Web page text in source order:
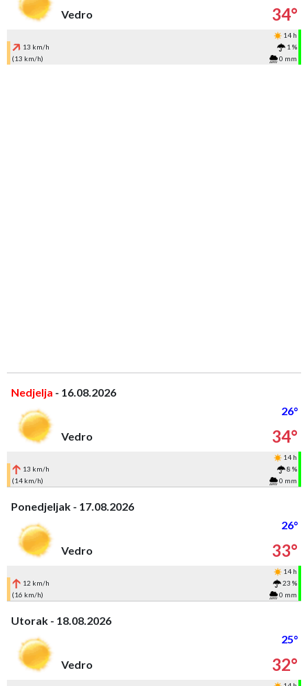
Vedro 34°
14 h
13 km/h
1 %
(13 km/h)
0 mm
Nedjelja - 16.08.2026
26°
Vedro
34°
14 h
13 km/h
8 %
(14 km/h)
0 mm
Ponedjeljak - 17.08.2026
26°
Vedro
33°
14 h
12 km/h
23 %
(16 km/h)
0 mm
Utorak - 18.08.2026
25°
Vedro
32°